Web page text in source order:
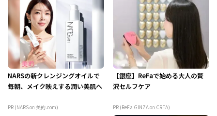
NARSの新クレンジングオイルで
毎朝、メイク映えする潤い美肌へ
PR (NARS on 美的.com)
【銀座】ReFaで始める大人の贅
沢セルフケア
PR (ReFa GINZA on CREA)